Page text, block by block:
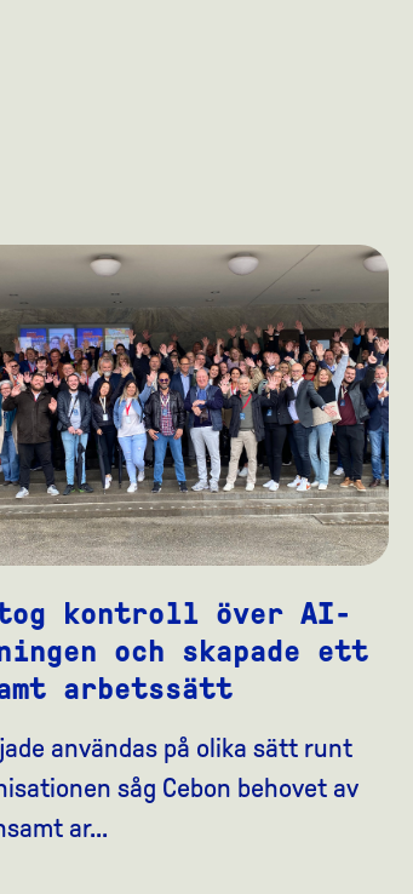
tog kontroll över AI-
och skapade ett
arbetssätt
användas på olika sätt runt
såg Cebon behovet av
ar...